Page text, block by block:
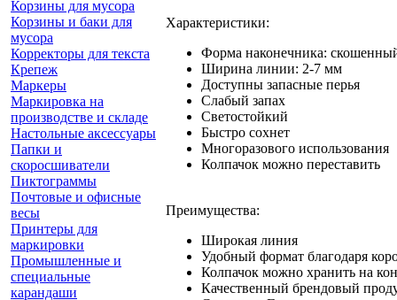
Корзины для мусора
Корзины и баки для
мусора
Корректоры для текста
Крепеж
Маркеры
Маркировка на
производстве и складе
Настольные аксессуары
Папки и
скоросшиватели
Пиктограммы
Почтовые и офисные
весы
Принтеры для
маркировки
Промышленные и
специальные
карандаши
Характеристики:
Форма наконечника:
Ширина линии: 2-7 мм
Доступны запасные перья
Слабый запах
Светостойкий
Быстро сохнет
Многоразового использования
Колпачок можно переставить
Преимущества:
Широкая линия
Удобный формат благодаря
Колпачок можно хранить на
Качественный брендовый